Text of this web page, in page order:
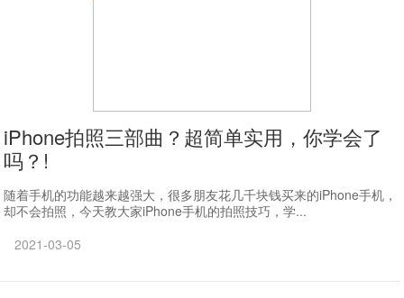
iPhone拍照三部曲？超简单实用，你学会了
吗？!
随着手机的功能越来越强大，很多朋友花几千块钱买来的iPhone手机，
却不会拍照，今天教大家iPhone手机的拍照技巧，学...
2021-03-05